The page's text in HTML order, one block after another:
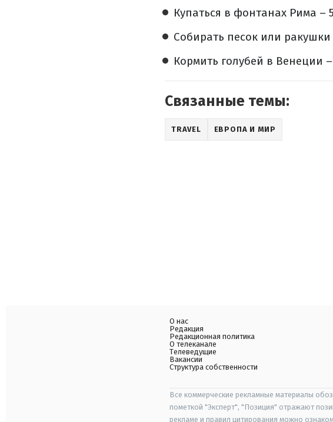
Купаться в фонтанах Рима –
Собирать песок или
Кормить голубей в Венеции
Связанные темы:
TRAVEL ЕВРОПА И МИР
О нас
Редакция
Редакционная политика
О телеканале
Телеведущие
Вакансии
Структура собственности
Все коммерческие рекламные материалы
пометкой "Эксперт", "Позиция" отражают
рекламе и правил цитирования можно